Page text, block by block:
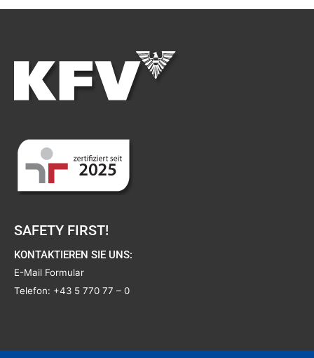
SAFETY FIRST!
KONTAKTIEREN SIE UNS:
E-Mail Formular
Telefon: +43 5 770 77 – 0